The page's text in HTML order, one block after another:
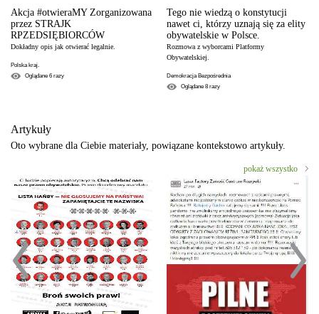
Akcja #otwieraMY Zorganizowana
przez STRAJK
RPZEDSIĘBIORCÓW
Dokładny opis jak otwierać legalnie.
Polska kraj.
Oglądane 6 razy
Tego nie wiedzą o konstytucji
nawet ci, którzy uznają się za elity
obywatelskie w Polsce.
Rozmowa z wyborcami Platformy
Obywatelskiej.
Demokracja Bezpośrednia
Oglądane 8 razy
Artykuły
Oto wybrane dla Ciebie materiały, powiązane kontekstowo artykuły.
pokaż wszystko